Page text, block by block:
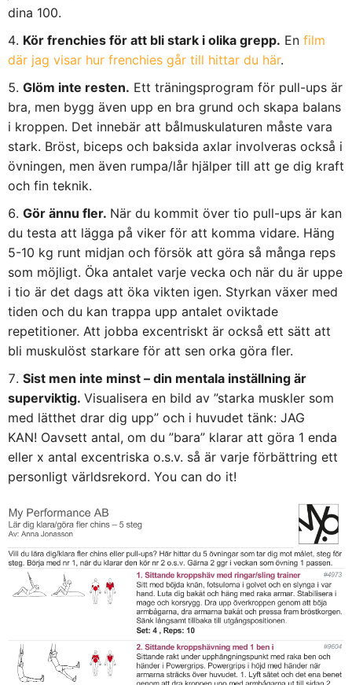
dina 100.
Kör frenchies för att bli stark i olika grepp. En film
där jag visar hur frenchies går till hittar du här.
Glöm inte resten. Ett träningsprogram för pull-ups är
bra, men bygg även upp en bra grund och skapa balans
i kroppen. Det innebär att bålmuskulaturen måste vara
stark. Bröst, biceps och baksida axlar involveras också i
övningen, men även rumpa/lår hjälper till att ge dig kraft
och fin teknik.
Gör ännu fler. När du kommit över tio pull-ups är kan
du testa att lägga på viker för att komma vidare. Häng
5-10 kg runt midjan och försök att göra så många reps
som möjligt. Öka antalet varje vecka och när du är uppe
i tio är det dags att öka vikten igen. Styrkan växer med
tiden och du kan trappa upp antalet oviktade
repetitioner. Att jobba excentriskt är också ett sätt att
bli muskulöst starkare för att sen orka göra fler.
Sist men inte minst – din mentala inställning är
superviktig. Visualisera en bild av ”starka muskler som
med lätthet drar dig upp” och i huvudet tänk: JAG
KAN! Oavsett antal, om du ”bara” klarar att göra 1 enda
eller x antal excentriska o.s.v. så är varje förbättring ett
personligt världsrekord. You can do it!